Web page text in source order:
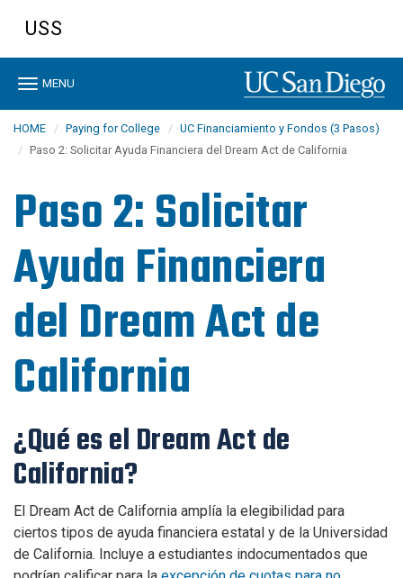
content
USS
Toggle
MENU
HOME Paying for College
UC Financiamiento y Fondos (3 Pasos)
Paso 2: Solicitar Ayuda Financiera del Dream Act de California
Paso 2: Solicitar
Ayuda Financiera
del Dream Act de
California
¿Qué es el Dream Act de
California?
El Dream Act de California amplía la elegibilidad para
ciertos tipos de ayuda financiera estatal y de la Universidad
de California. Incluye a estudiantes indocumentados que